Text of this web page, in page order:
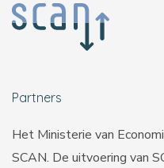
Partners
Het Ministerie van
SCAN. De uitvoering van